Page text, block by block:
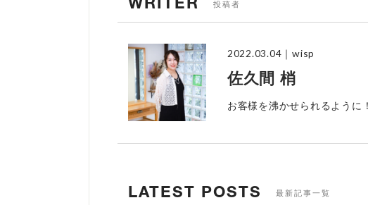
投稿者
2022.03.04 ｜wisp
佐久間 梢
お客様を沸かせられるように
LATEST POSTS 最新記事一覧